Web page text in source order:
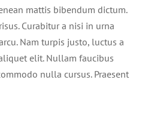
mattis bibendum dictum.
Curabitur a nisi in urna
Nam turpis justo, luctus a
elit. Nullam faucibus
nulla cursus. Praesent